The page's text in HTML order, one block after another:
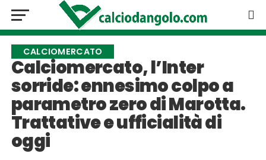
CALCIOMERCATO
Calciomercato, l’Inter
sorride: ennesimo colpo a
parametro zero di Marotta.
Trattative e ufficialità di
oggi